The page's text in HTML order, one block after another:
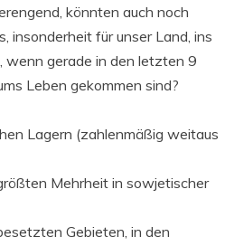
könnten auch noch
insonderheit für unser Land, ins
wenn gerade in den letzten 9
Leben gekommen sind?
Lagern (zahlenmäßig weitaus
Mehrheit in sowjetischer
Gebieten, in den